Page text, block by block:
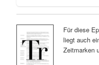
Für diese
liegt auch
Zeitmarken